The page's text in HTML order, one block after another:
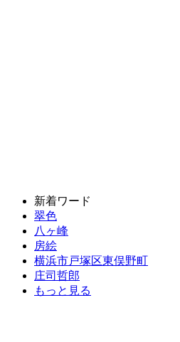
新着ワード
翠色
八ヶ峰
房絵
横浜市戸塚区東俣野町
庄司哲郎
もっと見る